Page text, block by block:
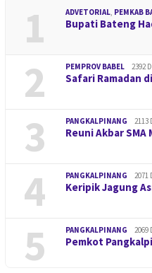
1 ADVETORIAL, PEMKAB
Bupati Bateng
2 PEMPROV BABEL 2392
Safari Ramadan
3 PANGKALPINANG
Reuni Akbar
4 PANGKALPINANG
Keripik Jagung
5 PANGKALPINANG
Pemkot